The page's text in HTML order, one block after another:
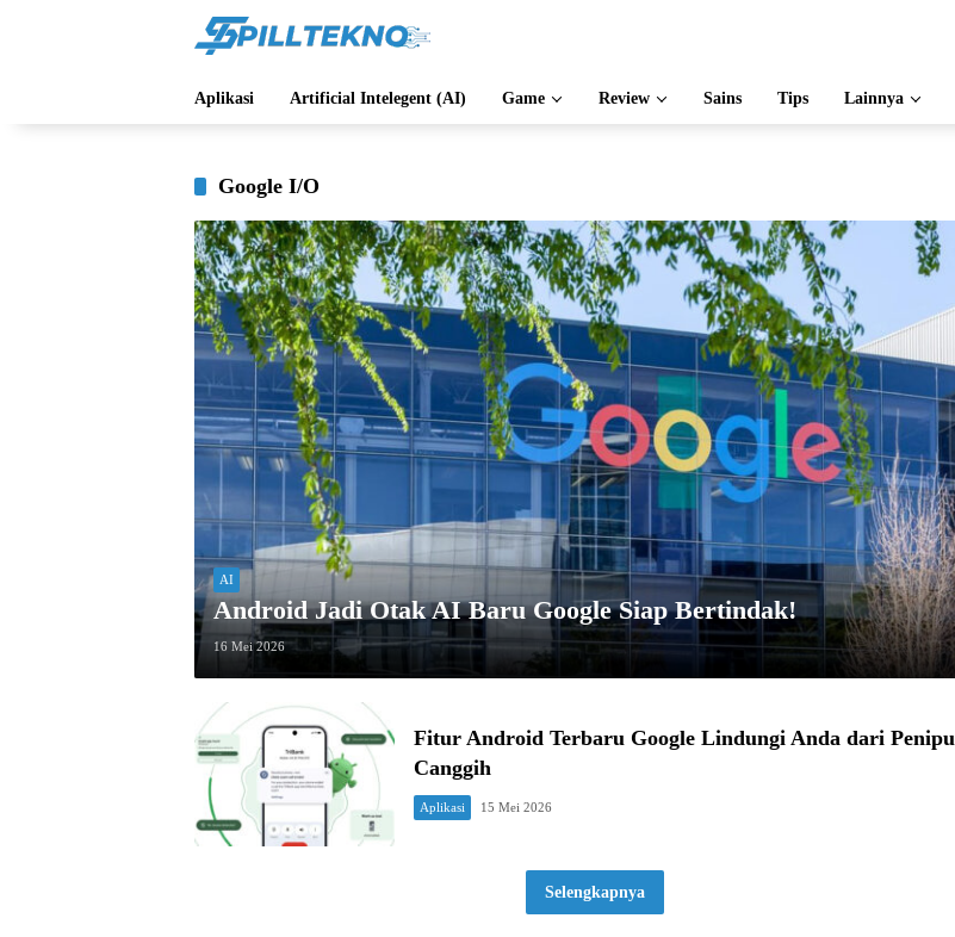
Aplikasi Artificial Intelegent (AI) Game Review Sains Tips Lainnya
Google I/O
AI
Android Jadi Otak AI Baru Google Siap Bertindak!
16 Mei 2026
Fitur Android Terbaru Google Lindungi Anda dari Penipu
Canggih
Aplikasi 15 Mei 2026
Selengkapnya